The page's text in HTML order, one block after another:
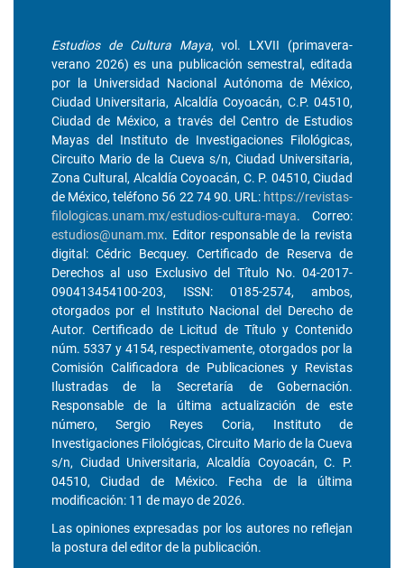
Estudios de Cultura Maya, vol. LXVII (primavera-
verano 2026) es una publicación semestral, editada
por la Universidad Nacional Autónoma de México,
Ciudad Universitaria, Alcaldía Coyoacán, C.P. 04510,
Ciudad de México, a través del Centro de Estudios
Mayas del Instituto de Investigaciones Filológicas,
Circuito Mario de la Cueva s/n, Ciudad Universitaria,
Zona Cultural, Alcaldía Coyoacán, C. P. 04510, Ciudad
de México, teléfono 56 22 74 90. URL: https://revistas-
filologicas.unam.mx/estudios-cultura-maya. Correo:
estudios@unam.mx. Editor responsable de la revista
digital: Cédric Becquey. Certificado de Reserva de
Derechos al uso Exclusivo del Título No. 04-2017-
090413454100-203, ISSN: 0185-2574, ambos,
otorgados por el Instituto Nacional del Derecho de
Autor. Certificado de Licitud de Título y Contenido
núm. 5337 y 4154, respectivamente, otorgados por la
Comisión Calificadora de Publicaciones y Revistas
Ilustradas de la Secretaría de Gobernación.
Responsable de la última actualización de este
número, Sergio Reyes Coria, Instituto de
Investigaciones Filológicas, Circuito Mario de la Cueva
s/n, Ciudad Universitaria, Alcaldía Coyoacán, C. P.
04510, Ciudad de México. Fecha de la última
modificación: 11 de mayo de 2026.
Las opiniones expresadas por los autores no reflejan
la postura del editor de la publicación.